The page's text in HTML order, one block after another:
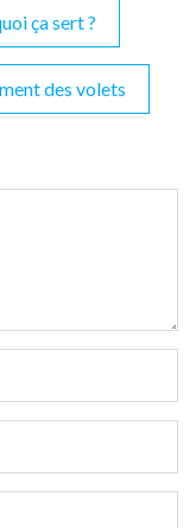
ça sert ?
des volets